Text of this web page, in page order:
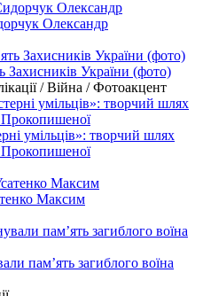
Олександр
Захисників України (фото)
/ Війна / Фотоакцент
умільців»: творчий шлях
Прокопишеної
Максим
пам’ять загиблого воїна